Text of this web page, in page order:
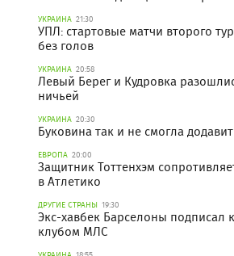
УКРАИНА 21:30
УПЛ: стартовые матчи второго
без голов
УКРАИНА 20:58
Левый Берег и Кудровка
ничьей
УКРАИНА 20:30
Буковина так и не смогла
ЕВРОПА 20:00
Защитник Тоттенхэм
в Атлетико
ДРУГИЕ СТРАНЫ 19:30
Экс-хавбек Барселоны подписал
клубом МЛС